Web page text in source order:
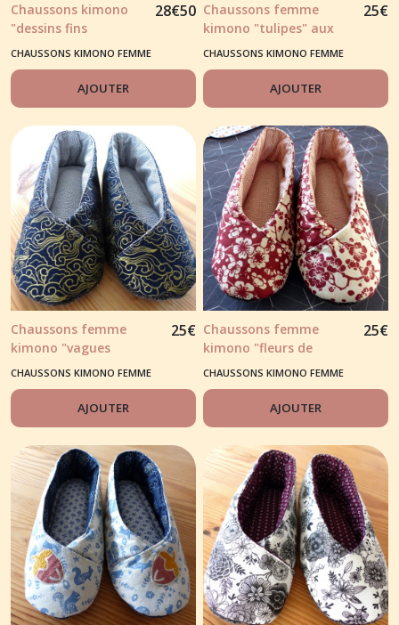
Chaussons kimono
"dessins fins
modernes" rouge
28€50
CHAUSSONS KIMONO FEMME
AJOUTER
Chaussons femme
kimono "tulipes" aux
multiples couleurs
25€
CHAUSSONS KIMONO FEMME
AJOUTER
Chaussons femme
kimono "vagues
japonaises" noir et
25€
CHAUSSONS KIMONO FEMME
AJOUTER
Chaussons femme
kimono "fleurs de
cerisier" ton rouge
25€
CHAUSSONS KIMONO FEMME
AJOUTER